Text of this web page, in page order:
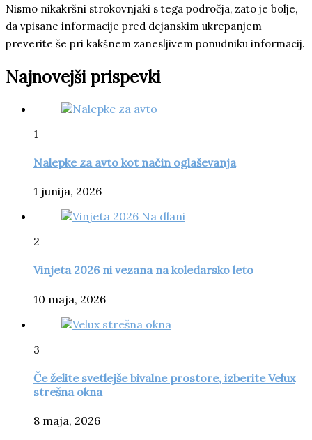
Nismo nikakršni strokovnjaki s tega področja, zato je bolje,
da vpisane informacije pred dejanskim ukrepanjem
preverite še pri kakšnem zanesljivem ponudniku informacij.
Najnovejši prispevki
1
Nalepke za avto kot način oglaševanja
1 junija, 2026
2
Vinjeta 2026 ni vezana na koledarsko leto
10 maja, 2026
3
Če želite svetlejše bivalne prostore, izberite Velux
strešna okna
8 maja, 2026